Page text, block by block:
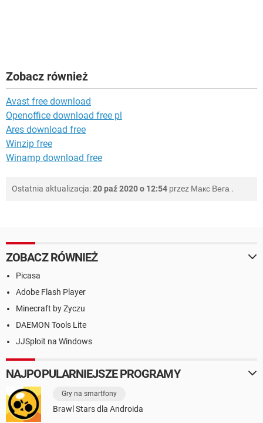
Zobacz również
Avast free download
Openoffice download free pl
Ares download free
Winzip free
Winamp download free
Ostatnia aktualizacja:20 paź 2020 o 12:54 przez Макс Вега .
ZOBACZ RÓWNIEŻ
Picasa
Adobe Flash Player
Minecraft by Zyczu
DAEMON Tools Lite
JJSploit na Windows
NAJPOPULARNIEJSZE PROGRAMY
Gry na smartfony
Brawl Stars dla Androida